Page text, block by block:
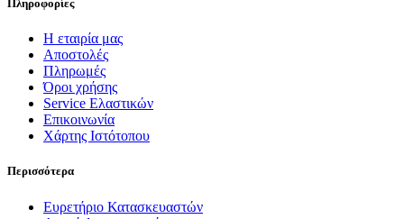
Πληροφορίες
Η εταιρία μας
Αποστολές
Πληρωμές
Όροι χρήσης
Service Ελαστικών
Επικοινωνία
Χάρτης Ιστότοπου
Περισσότερα
Ευρετήριο Κατασκευαστών